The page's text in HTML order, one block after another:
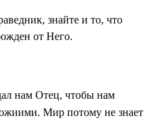
знайте и то, что
от Него.
нам Отец, чтобы нам
Мир потому не знает